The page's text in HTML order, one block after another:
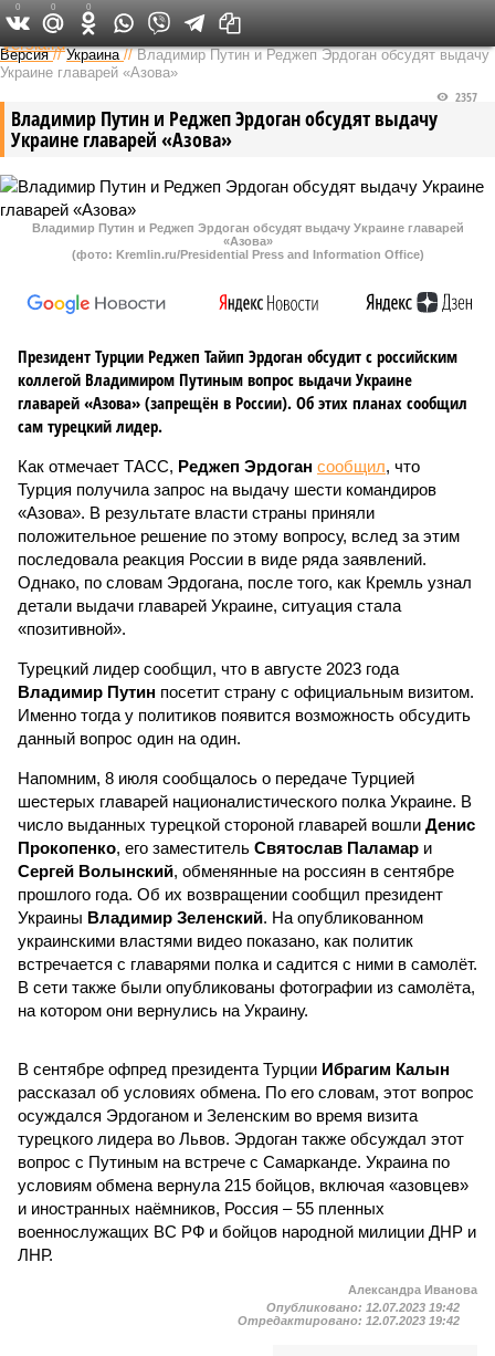
Федеральный выпуск
Версия //Украина //Владимир Путин и Реджеп Эрдоган обсудят выдачу
Украине главарей «Азова»
Владимир Путин и Реджеп Эрдоган обсудят выдачу
Украине главарей «Азова»
2357
Владимир Путин и Реджеп Эрдоган обсудят выдачу Украине главарей
«Азова»
(фото: Kremlin.ru/Presidential Press and Information Office)
Президент Турции Реджеп Тайип Эрдоган обсудит с российским
коллегой Владимиром Путиным вопрос выдачи Украине
главарей «Азова» (запрещён в России). Об этих планах сообщил
сам турецкий лидер.
Как отмечает ТАСС, Реджеп Эрдоган сообщил, что
Турция получила запрос на выдачу шести командиров
«Азова». В результате власти страны приняли
положительное решение по этому вопросу, вслед за этим
последовала реакция России в виде ряда заявлений.
Однако, по словам Эрдогана, после того, как Кремль узнал
детали выдачи главарей Украине, ситуация стала
«позитивной».
Турецкий лидер сообщил, что в августе 2023 года
Владимир Путин посетит страну с официальным визитом.
Именно тогда у политиков появится возможность обсудить
данный вопрос один на один.
Напомним, 8 июля сообщалось о передаче Турцией
шестерых главарей националистического полка Украине. В
число выданных турецкой стороной главарей вошли Денис
Прокопенко, его заместитель Святослав Паламар и
Сергей Волынский, обменянные на россиян в сентябре
прошлого года. Об их возвращении сообщил президент
Украины Владимир Зеленский. На опубликованном
украинскими властями видео показано, как политик
встречается с главарями полка и садится с ними в самолёт.
В сети также были опубликованы фотографии из самолёта,
на котором они вернулись на Украину.
В сентябре офпред президента Турции Ибрагим Калын
рассказал об условиях обмена. По его словам, этот вопрос
осуждался Эрдоганом и Зеленским во время визита
турецкого лидера во Львов. Эрдоган также обсуждал этот
вопрос с Путиным на встрече с Самарканде. Украина по
условиям обмена вернула 215 бойцов, включая «азовцев»
и иностранных наёмников, Россия – 55 пленных
военнослужащих ВС РФ и бойцов народной милиции ДНР и
ЛНР.
0 0 0
Александра Иванова
Опубликовано: 12.07.2023 19:42
Отредактировано: 12.07.2023 19:42